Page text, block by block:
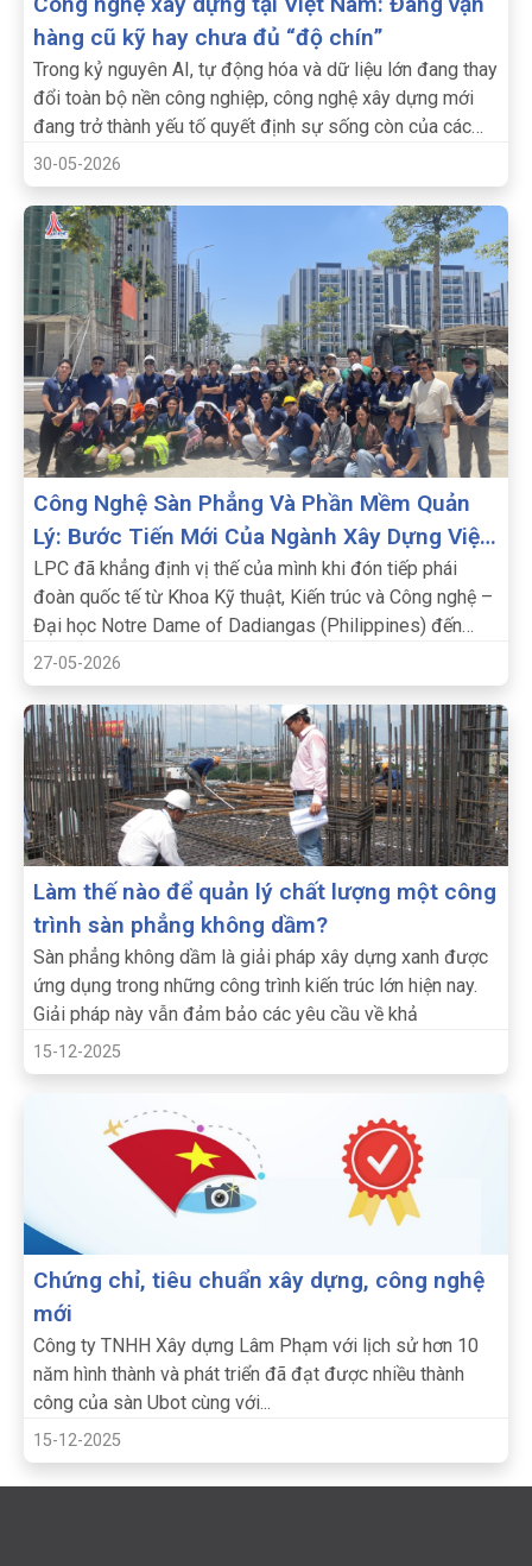
hàng cũ kỹ hay chưa đủ “độ chín”
Trong kỷ nguyên AI, tự động hóa và dữ liệu lớn đang thay
đổi toàn bộ nền công nghiệp, công nghệ xây dựng mới
đang trở thành yếu tố quyết định sự sống còn của các
doanh nghiệp.
30-05-2026
Công Nghệ Sàn Phẳng Và Phần Mềm Quản
Lý: Bước Tiến Mới Của Ngành Xây Dựng Việt
Nam.
LPC đã khẳng định vị thế của mình khi đón tiếp phái
đoàn quốc tế từ Khoa Kỹ thuật, Kiến trúc và Công nghệ –
Đại học Notre Dame of Dadiangas (Philippines) đến
tham quan và trao đổi kinh nghiệm.
27-05-2026
Làm thế nào để quản lý chất lượng một công
trình sàn phẳng không dầm?
Sàn phẳng không dầm là giải pháp xây dựng xanh được
ứng dụng trong những công trình kiến trúc lớn hiện nay.
Giải pháp này vẫn đảm bảo các yêu cầu về khả
15-12-2025
Chứng chỉ, tiêu chuẩn xây dựng, công nghệ
mới
Công ty TNHH Xây dựng Lâm Phạm với lịch sử hơn 10
năm hình thành và phát triển đã đạt được nhiều thành
công của sàn Ubot cùng với...
15-12-2025